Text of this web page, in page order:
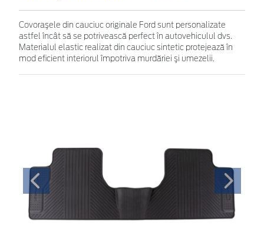
Covoraşele din cauciuc originale Ford sunt personalizate
astfel încât să se potrivească perfect în autovehiculul dvs.
Materialul elastic realizat din cauciuc sintetic protejează în
mod eficient interiorul împotriva murdăriei şi umezelii.